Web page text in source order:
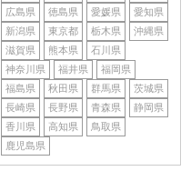
広島県
徳島県 愛媛県
愛知県
新潟県
東京都 栃木県
沖縄県
滋賀県
熊本県
石川県
神奈川県
福井県
福岡県
福島県
秋田県 群馬県
茨城県
長崎県
長野県 青森県
静岡県
香川県
高知県
鳥取県
鹿児島県